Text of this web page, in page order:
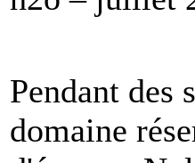
Pendant des
domaine